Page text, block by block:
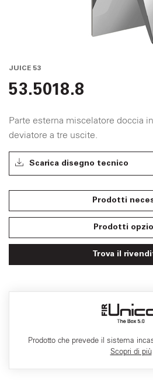
JUICE 53
53.5018.8
Parte esterna miscelatore doccia
deviatore a tre uscite.
Scarica disegno tecnico
Prodotti
Prodotti
Trova il
Prodotto che prevede il sistema
Scopri di più